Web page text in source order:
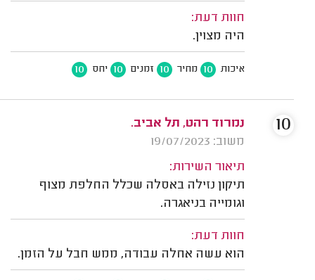
חוות דעת:
היה מצוין.
איכות 10 מחיר 10 זמנים 10 יחס 10
נמרוד רהט, תל אביב.
משוב: 19/07/2023
תיאור השירות:
תיקון נזילה באסלה שכלל החלפת מצוף
וגומייה בניאגרה.
חוות דעת:
הוא עשה אחלה עבודה, ממש חבל על הזמן.
10